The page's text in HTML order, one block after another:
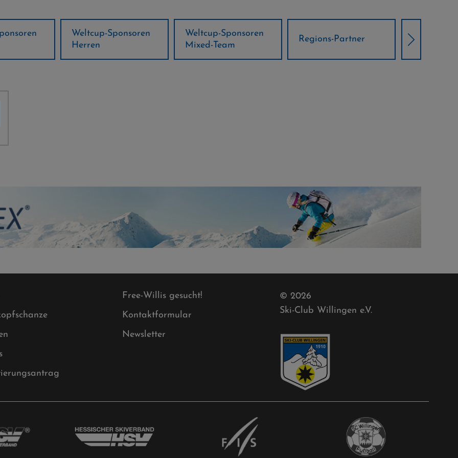
Weltcup-Sponsoren
Mixed-Team
Regions-Partner
Örtliche Weltcup-
Partner
Klima
Free-Willis gesucht!
Kontaktformular
Newsletter
© 2026
Ski-Club Willingen e.V.